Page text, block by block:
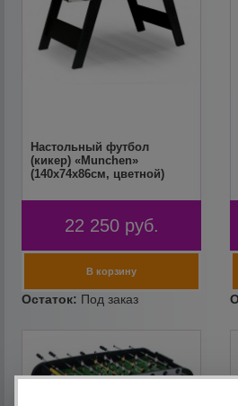
Настольный футбол
(кикер) «Munchen»
(140x74x86см, цветной)
22 250 руб.